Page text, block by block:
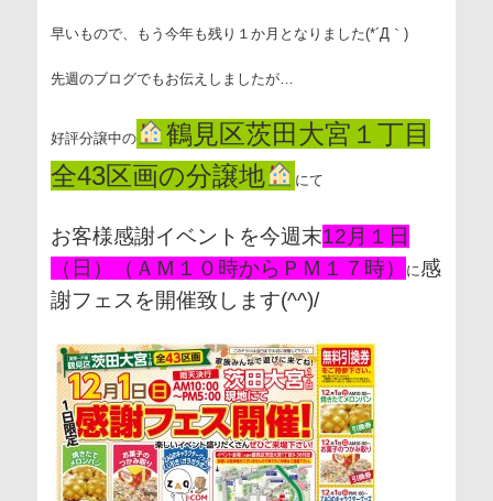
早いもので、もう今年も残り１か月となりました(*´Д｀)
先週のブログでもお伝えしましたが…
好評分譲中の
鶴見区茨田大宮１丁目
全43区画の分譲地
にて
お客様感謝イベントを今週末12月１日
（日）
（ＡＭ１０時からＰＭ１７時） に 感
謝フェスを開催致します(^^)/